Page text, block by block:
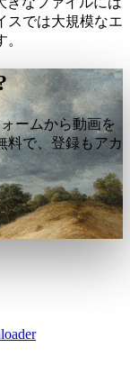
スでは大規模なエ
ームから動画を
料で、登録もアカ